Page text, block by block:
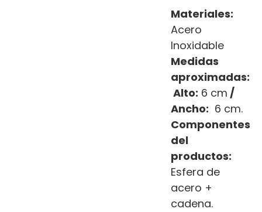
Materiales:
Acero
Inoxidable
Medidas
aproximadas:
Alto: 6 cm /
Ancho: 6 cm.
Componentes
del
productos:
Esfera de
acero +
cadena.